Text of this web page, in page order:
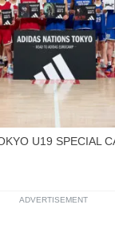
U19 SPECIAL
ADVERTISEMENT